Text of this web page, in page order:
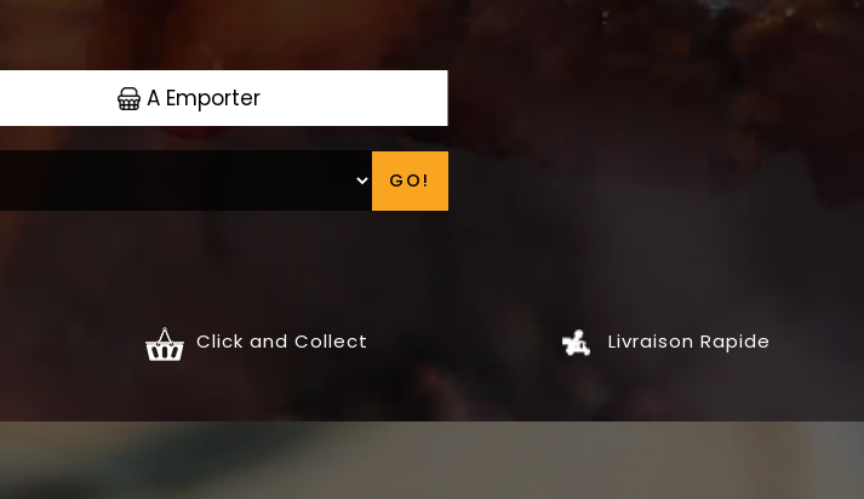
A Emporter
GO!
Click and Collect Livraison Rapide